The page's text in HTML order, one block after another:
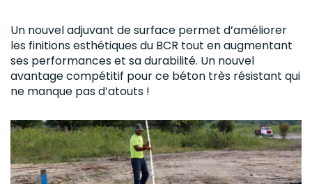
Un nouveladjuvant de surface permet d’améliorer
les finitions esthétiques du BCR tout en augmentant
ses performances et sa durabilité. Un nouvel
avantage compétitif pour ce béton très résistant qui
ne manque pas d’atouts !